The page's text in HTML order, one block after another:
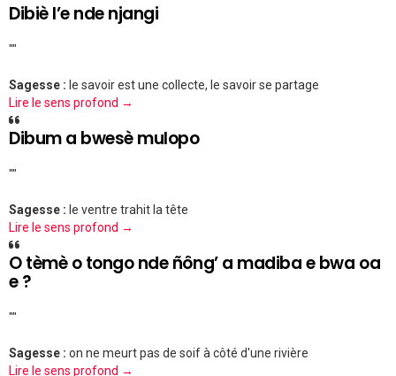
Dibiè l’e nde njangi
""
Sagesse : le savoir est une collecte, le savoir se partage
Lire le sens profond →
Dibum a bwesè mulopo
""
Sagesse : le ventre trahit la tête
Lire le sens profond →
O tèmè o tongo nde ñông’ a madiba e bwa oa
e ?
""
Sagesse : on ne meurt pas de soif à côté d'une rivière
Lire le sens profond →